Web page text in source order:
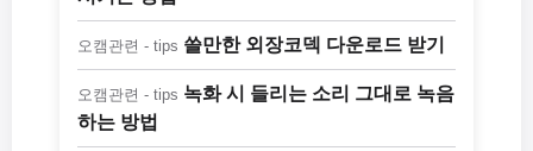
오캠관련 - tips 쓸만한 외장코덱 다운로드 받기
오캠관련 - tips 녹화 시 들리는 소리 그대로 녹음
하는 방법